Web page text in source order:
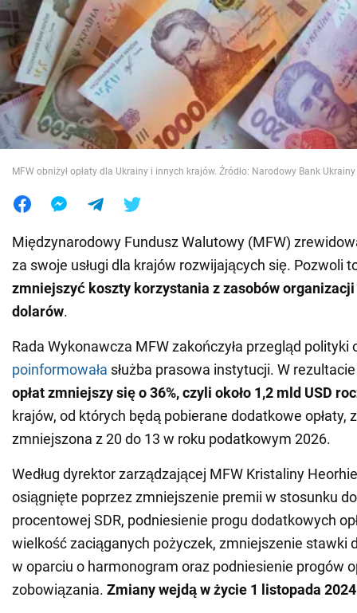
Społeczeństwo
Wojna na Ukrainie
Świat
Jedzenie
MFW obniżył opłaty dla Ukrainy i innych krajów. Źródło: Narodowy Bank Ukrainy
Międzynarodowy Fundusz Walutowy (MFW)
za swoje usługi dla krajów rozwijających się. Pozwoli
zmniejszyć koszty korzystania z zasobów
dolarów.
Rada Wykonawcza MFW zakończyła przegląd polityki
poinformowała służba prasowa instytucji. W
opłat zmniejszy się o 36%, czyli około 1,2 mld USD
krajów, od których będą pobierane dodatkowe opłaty,
zmniejszona z 20 do 13 w roku podatkowym 2026.
Według dyrektor zarządzającej MFW Kristaliny
osiągnięte poprzez zmniejszenie premii w stosunku
procentowej SDR, podniesienie progu dodatkowych
wielkość zaciąganych pożyczek, zmniejszenie stawki
w oparciu o harmonogram oraz podniesienie progów
zobowiązania. Zmiany wejdą w życie 1 listopada 2024